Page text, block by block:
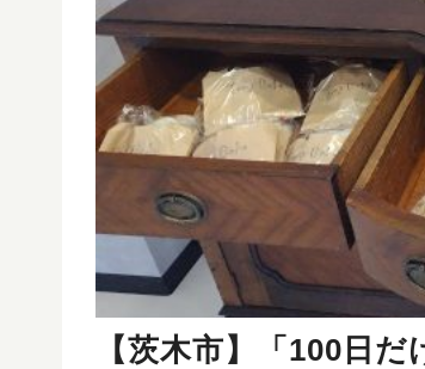
【茨木市】「100日